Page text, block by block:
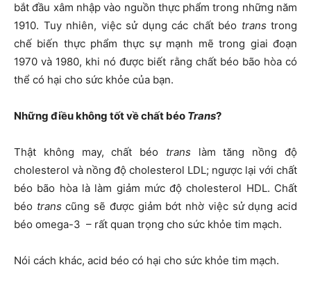
bắt đầu xâm nhập vào nguồn thực phẩm trong những năm
1910. Tuy nhiên, việc sử dụng các chất béo trans trong
chế biến thực phẩm thực sự mạnh mẽ trong giai đoạn
1970 và 1980, khi nó được biết rằng chất béo bão hòa có
thể có hại cho sức khỏe của bạn.
Những điều không tốt về chất béo Trans?
Thật không may, chất béo trans làm tăng nồng độ
cholesterol và nồng độ cholesterol LDL; ngược lại với chất
béo bão hòa là làm giảm mức độ cholesterol HDL. Chất
béo trans cũng sẽ được giảm bớt nhờ việc sử dụng acid
béo omega-3 – rất quan trọng cho sức khỏe tim mạch.
Nói cách khác, acid béo có hại cho sức khỏe tim mạch.